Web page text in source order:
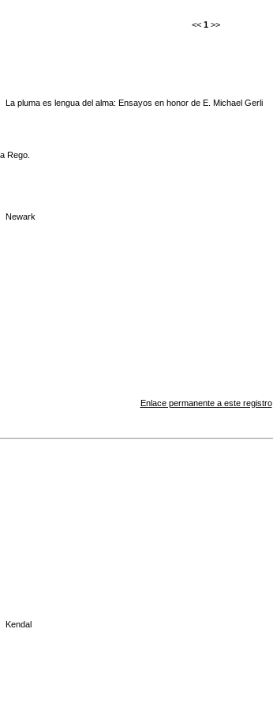
<< 1 >>
La pluma es lengua del alma: Ensayos en honor de E. Michael Gerli
Rego.
Newark
Enlace permanente a este registro
Kendal